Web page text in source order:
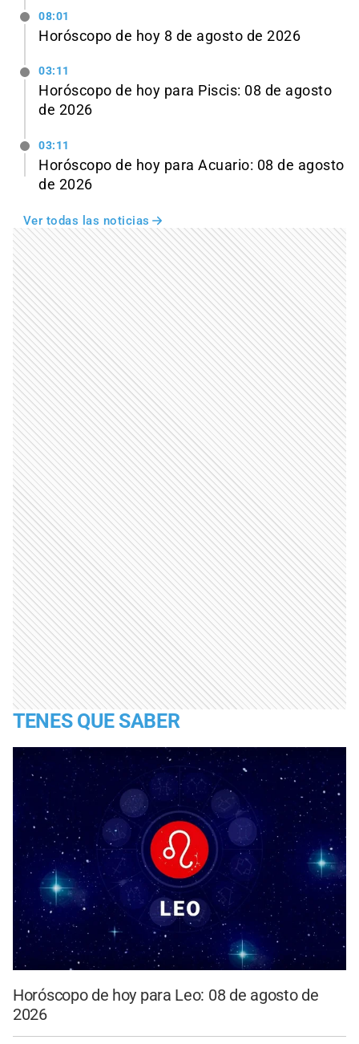
08:01
Horóscopo de hoy 8 de agosto de 2026
03:11
Horóscopo de hoy para Piscis: 08 de agosto
de 2026
03:11
Horóscopo de hoy para Acuario: 08 de agosto
de 2026
Ver todas las noticias
TENES QUE SABER
Horóscopo de hoy para Leo: 08 de agosto de
2026